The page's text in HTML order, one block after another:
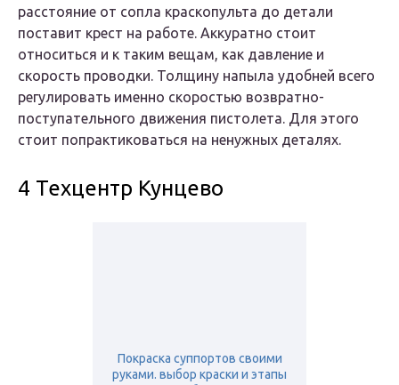
расстояние от сопла краскопульта до детали
поставит крест на работе. Аккуратно стоит
относиться и к таким вещам, как давление и
скорость проводки. Толщину напыла удобней всего
регулировать именно скоростью возвратно-
поступательного движения пистолета. Для этого
стоит попрактиковаться на ненужных деталях.
4 Техцентр Кунцево
Покраска суппортов своими
руками. выбор краски и этапы